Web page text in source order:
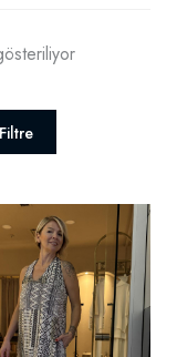
Filtre